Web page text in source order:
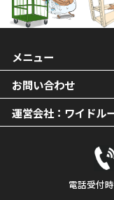
メニュー
お問い合わせ
運営会社：ワイドル
電話受付